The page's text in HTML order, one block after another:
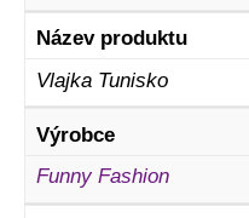
Název produktu
Vlajka Tunisko
Výrobce
Funny Fashion